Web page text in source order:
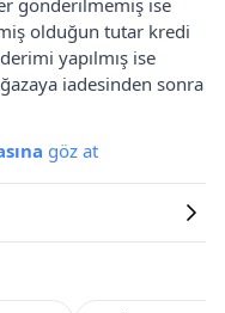
olduğun tutar kredi
yapılmış ise
iadesinden sonra
göz at